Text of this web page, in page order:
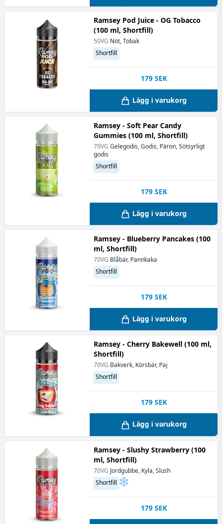
Ramsey Pod Juice - OG Tobacco
(100 ml, Shortfill)
50VG Nöt, Tobak
Shortfill
179 SEK
Lägg i varukorg
Ramsey - Soft Pear Candy
Gummies (100 ml, Shortfill)
70VG Gelegodis, Godis, Päron, Sötsyrligt
godis
Shortfill
179 SEK
Lägg i varukorg
Ramsey - Blueberry Pancakes (100
ml, Shortfill)
70VG Blåbär, Pannkaka
Shortfill
179 SEK
Lägg i varukorg
Ramsey - Cherry Bakewell (100 ml,
Shortfill)
70VG Bakverk, Körsbär, Paj
Shortfill
179 SEK
Lägg i varukorg
Ramsey - Slushy Strawberry (100
ml, Shortfill)
70VG Jordgubbe, Kyla, Slush
Shortfill
179 SEK